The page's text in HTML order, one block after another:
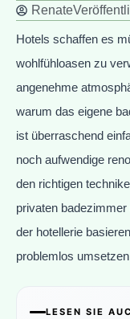
Renate
Hotels schaffen es
wohlfühloasen zu
angenehme
warum das eigene
ist überraschend
noch aufwendige
den richtigen
privaten
der hotellerie
problemlos
LESEN SIE